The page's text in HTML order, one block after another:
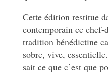
Cette édition restitue
contemporain ce
tradition bénédictine
sobre, vive,
sait ce que c’est que